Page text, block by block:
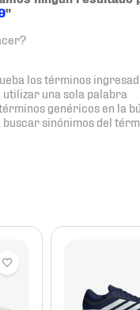
"
los términos
utilizar una sola palabra
genéricos en la
buscar sinónimos del